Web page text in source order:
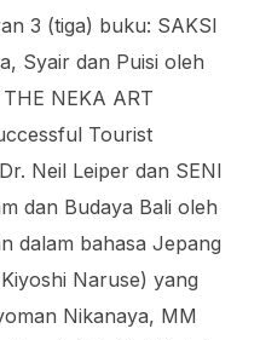
3 (tiga) buku: SAKSI
Syair dan Puisi oleh
NEKA ART
Tourist
Neil Leiper dan SENI
dan Budaya Bali oleh
dalam bahasa Jepang
Naruse) yang
Nikanaya, MM